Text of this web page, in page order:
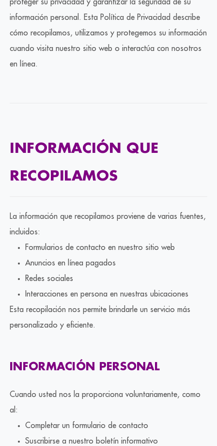
proteger su privacidad y garantizar la seguridad de su
información personal. Esta Política de Privacidad describe
cómo recopilamos, utilizamos y protegemos su información
cuando visita nuestro sitio web o interactúa con nosotros
en línea.
INFORMACIÓN QUE
RECOPILAMOS
La información que recopilamos proviene de varias fuentes,
incluidos:
Formularios de contacto en nuestro sitio web
Anuncios en línea pagados
Redes sociales
Interacciones en persona en nuestras ubicaciones
Esta recopilación nos permite brindarle un servicio más
personalizado y eficiente.
INFORMACIÓN PERSONAL
Cuando usted nos la proporciona voluntariamente, como
al:
Completar un formulario de contacto
Suscribirse a nuestro boletín informativo